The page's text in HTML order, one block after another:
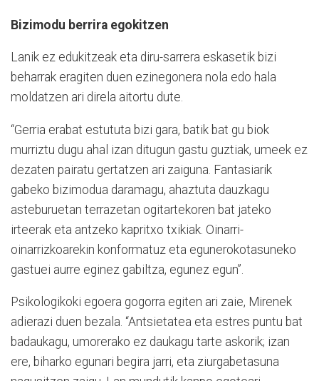
Bizimodu berrira egokitzen
Lanik ez edukitzeak eta diru-sarrera eskasetik bizi
beharrak eragiten duen ezinegonera nola edo hala
moldatzen ari direla aitortu dute.
“Gerria erabat estututa bizi gara, batik bat gu biok
murriztu dugu ahal izan ditugun gastu guztiak, umeek ez
dezaten pairatu gertatzen ari zaiguna. Fantasiarik
gabeko bizimodua daramagu, ahaztuta dauzkagu
asteburuetan terrazetan ogitartekoren bat jateko
irteerak eta antzeko kapritxo txikiak. Oinarri-
oinarrizkoarekin konformatuz eta egunerokotasuneko
gastuei aurre eginez gabiltza, egunez egun”.
Psikologikoki egoera gogorra egiten ari zaie, Mirenek
adierazi duen bezala. “Antsietatea eta estres puntu bat
badaukagu, umorerako ez daukagu tarte askorik; izan
ere, biharko egunari begira jarri, eta ziurgabetasuna